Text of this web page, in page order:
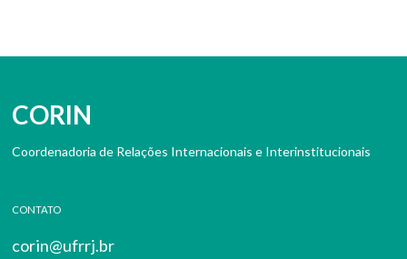
CORIN
Coordenadoria de Relações Internacionais e Interinstitucionais
CONTATO
corin@ufrrj.br